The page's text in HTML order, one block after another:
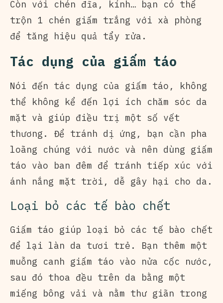
Còn với chén đĩa, kính… bạn có thể
trộn 1 chén giấm trắng với xà phòng
để tăng hiệu quả tẩy rửa.
Tác dụng của giấm táo
Nói đến tác dụng của giấm táo, không
thể không kể đến lợi ích chăm sóc da
mặt và giúp điều trị một số vết
thương. Để tránh dị ứng, bạn cần pha
loãng chúng với nước và nên dùng giấm
táo vào ban đêm để tránh tiếp xúc với
ánh nắng mặt trời, dễ gây hại cho da.
Loại bỏ các tế bào chết
Giấm táo giúp loại bỏ các tế bào chết
để lại làn da tươi trẻ. Bạn thêm một
muỗng canh giấm táo vào nửa cốc nước,
sau đó thoa đều trên da bằng một
miếng bông vải và nằm thư giãn trong